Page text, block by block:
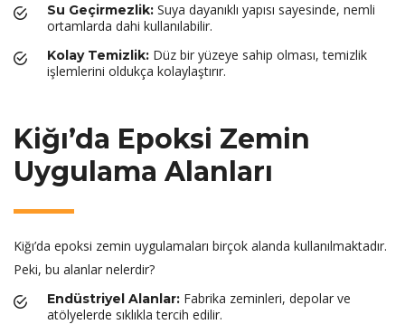
Su Geçirmezlik: Suya dayanıklı yapısı sayesinde, nemli
ortamlarda dahi kullanılabilir.
Kolay Temizlik: Düz bir yüzeye sahip olması, temizlik
işlemlerini oldukça kolaylaştırır.
Kiğı’da Epoksi Zemin
Uygulama Alanları
Kiğı’da epoksi zemin uygulamaları birçok alanda kullanılmaktadır.
Peki, bu alanlar nelerdir?
Endüstriyel Alanlar: Fabrika zeminleri, depolar ve
atölyelerde sıklıkla tercih edilir.